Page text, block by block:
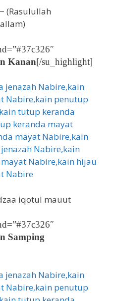
(Rasulullah
Kanan[/su_highlight]
iqotul mauut
Samping